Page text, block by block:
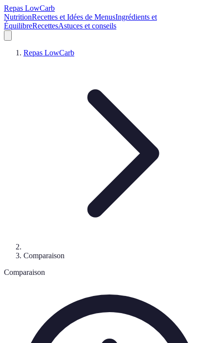
Repas LowCarb
NutritionRecettes et Idées de MenusIngrédients et
ÉquilibreRecettesAstuces et conseils
Repas LowCarb
Comparaison
Comparaison